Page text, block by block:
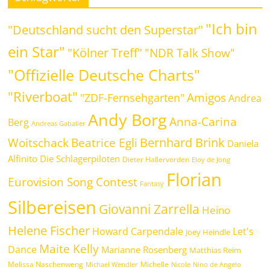
"Deutschland sucht den Superstar" "Ich bin
ein Star" "Kölner Treff" "NDR Talk Show"
"Offizielle Deutsche Charts"
"Riverboat" "ZDF-Fernsehgarten" Amigos Andrea
Berg Andreas Gabalier Andy Borg Anna-Carina
WoitschackBeatrice Egli Bernhard Brink Daniela
Alfinito Die Schlagerpiloten Dieter Hallervorden Eloy de Jong
Eurovision Song Contest Fantasy Florian
Silbereisen Giovanni Zarrella Heino
Helene Fischer Howard Carpendale Joey Heindle Let's
Dance Maite Kelly Marianne Rosenberg Matthias Reim
Melissa Naschenweng Michael Wendler Michelle Nicole Nino de Angelo